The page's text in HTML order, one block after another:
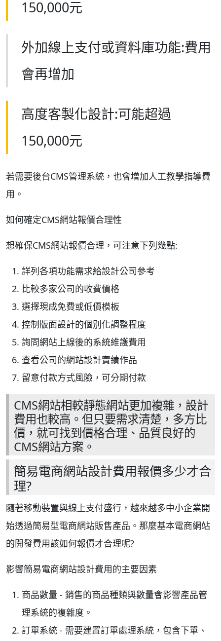
150,000元
外加線上支付或資料庫功能:費用
會再增加
高度客製化設計:可能超過
150,000元
若需要後台CMS管理系統，也會增加人工教學指導費
用。
如何確定CMS網站報價合理性
想確保CMS網站報價合理，可注意下列幾點:
詳列各項功能需求給設計公司參考
比較多家公司的收費價格
選擇現成免費或低價模板
控制版面設計的個別化調整程度
詢問網站上線後的系統維護費用
查看公司的網站設計實績作品
留意付款方式風險，可分期付款
CMS網站相較靜態網站更加複雜，設計
費用也較高。但只要需求清楚，多方比
價，就可找到價格合理、品質良好的
CMS網站方案。
簡易電商網站設計費用報價多少才合
理?
隨著移動裝置與線上支付盛行，越來越多中小企業開
始透過簡易型電商網站販售產品。那麼基本電商網站
的開發費用該如何報價才合理呢?
影響簡易電商網站設計費用的主要因素
商品數量 - 銷售的商品種類與數量會影響產品管
理系統的複雜度。
訂單系統 - 需要建置訂單處理系統，包含下單、